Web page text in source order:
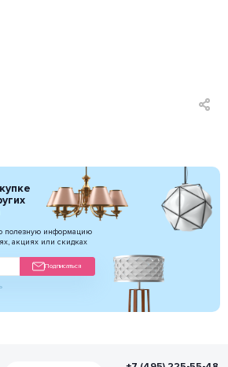
полезную информацию
акциях или скидках
Подписаться